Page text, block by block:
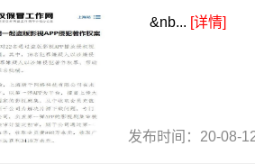
&nb... [详情]
发布时间：20-08-